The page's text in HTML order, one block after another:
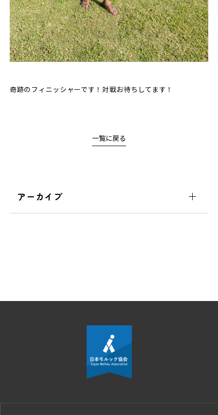
奇跡のフィニッシャーです！対戦お待ちしてます！
一覧に戻る
アーカイブ